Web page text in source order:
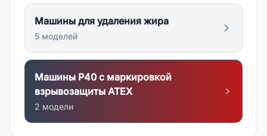
Машины для удаления жира
5 моделей
Машины P40 с маркировкой
взрывозащиты АТЕХ
2 модели